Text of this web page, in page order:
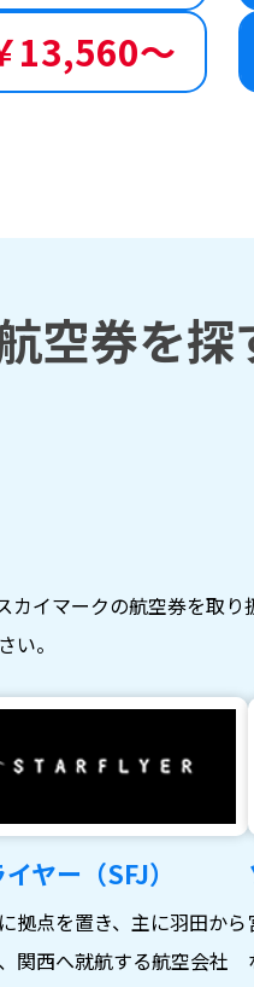
13,560～
空券を探
イマークの航空券を取り
。
ヤー（SFJ）
拠点を置き、主に羽田から
関西へ就航する航空会社